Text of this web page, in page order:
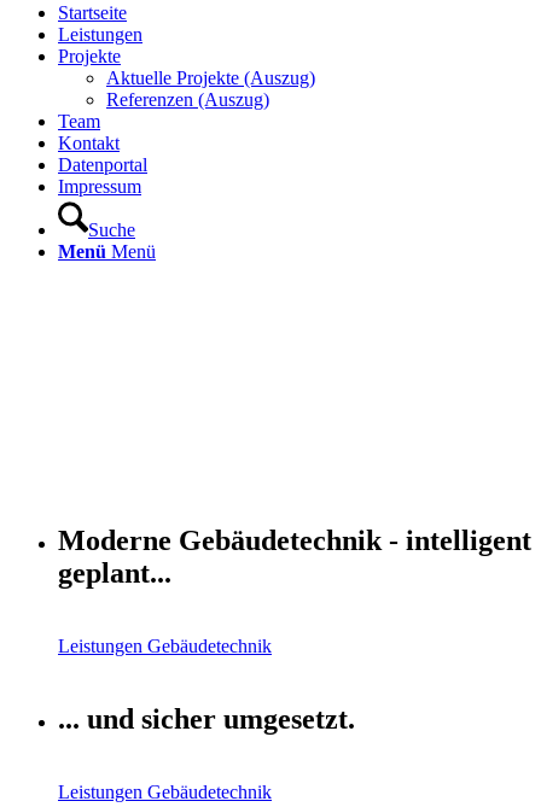
Startseite
Leistungen
Projekte
Aktuelle Projekte (Auszug)
Referenzen (Auszug)
Team
Kontakt
Datenportal
Impressum
Suche
Menü Menü
Moderne Gebäudetechnik - intelligent
geplant...
Leistungen Gebäudetechnik
... und sicher umgesetzt.
Leistungen Gebäudetechnik